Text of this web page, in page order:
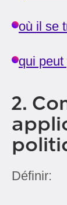
où il se
qui
2.
Définir: